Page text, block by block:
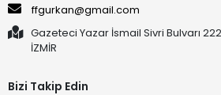
ffgurkan@gmail.com
Gazeteci Yazar İsmail Sivri Bulvarı
İZMİR
Bizi Takip Edin